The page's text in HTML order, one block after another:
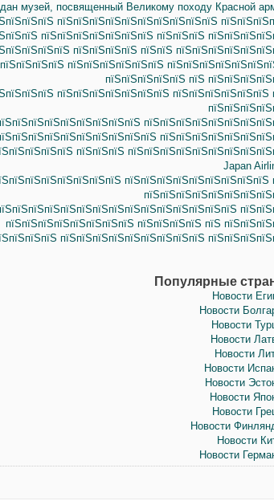
музей, посвященный Великому походу Красной
пїЅпїЅпїЅпїЅпїЅпїЅпїЅпїЅпїЅпїЅ
пїЅпїЅпїЅпїЅпїЅпїЅпїЅ пїЅпїЅпїЅ
пїЅпїЅпїЅпїЅ пїЅпїЅ
пїЅпїЅпїЅпїЅпїЅпїЅ
пїЅпїЅпїЅпїЅпїЅ пїЅ
пїЅпїЅпїЅпїЅпїЅпїЅпїЅ пїЅпїЅпїЅпїЅпїЅпїЅ
пїЅпїЅпїЅ
Japan
пїЅпїЅпїЅпїЅпїЅпїЅпїЅпїЅпїЅ
пїЅпїЅпїЅпїЅпїЅпїЅпїЅпїЅ пїЅпїЅпїЅпїЅ пїЅ
пїЅпїЅпїЅпїЅпїЅпїЅпїЅпїЅпїЅ
Популярные
Новости
Новости
Новости
Новости
Новости
Новости
Новости
Новости
Новости
Новости
Новости
Новости